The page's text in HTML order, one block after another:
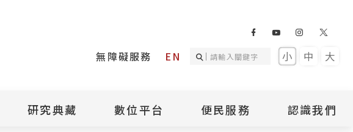
無障礙服務 EN
搜
小 中 大
研究典藏 數位平台 便民服務 認識我們
憶 挖掘歷史縫隙裡的故事